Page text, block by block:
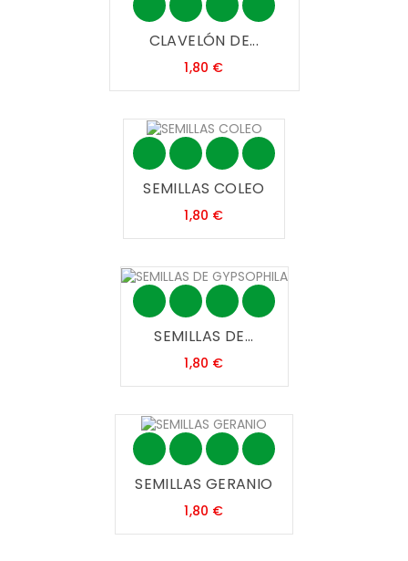
CLAVELÓN DE...
1,80 €Precio
SEMILLAS COLEO
1,80 €Precio
SEMILLAS DE...
1,80 €Precio
SEMILLAS GERANIO
1,80 €Precio